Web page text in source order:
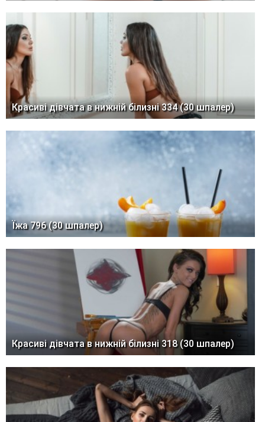
Красиві дівчата в нижній білизні 334 (30 шпалер)
Їжа 796 (30 шпалер)
Красиві дівчата в нижній білизні 318 (30 шпалер)